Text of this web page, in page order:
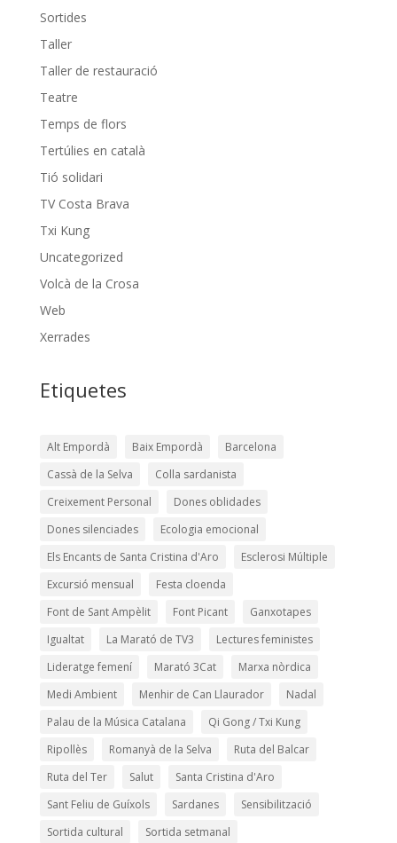
Sortides
Taller
Taller de restauració
Teatre
Temps de flors
Tertúlies en català
Tió solidari
TV Costa Brava
Txi Kung
Uncategorized
Volcà de la Crosa
Web
Xerrades
Etiquetes
Alt Empordà Baix Empordà
Barcelona
Cassà de la Selva
Colla sardanista
Creixement Personal
Dones oblidades
Dones silenciades
Ecologia emocional
Els Encants de Santa Cristina d'Aro
Esclerosi Múltiple
Excursió mensual
Festa cloenda
Font de Sant Ampèlit
Font Picant
Ganxotapes
Igualtat
La Marató de TV3
Lectures feministes
Lideratge femení
Marató 3Cat
Marxa nòrdica
Medi Ambient
Menhir de Can Llaurador
Nadal
Palau de la Música Catalana
Qi Gong / Txi Kung
Ripollès
Romanyà de la Selva
Ruta del Balcar
Ruta del Ter
Salut
Santa Cristina d'Aro
Sant Feliu de Guíxols
Sardanes
Sensibilització
Sortida cultural
Sortida setmanal